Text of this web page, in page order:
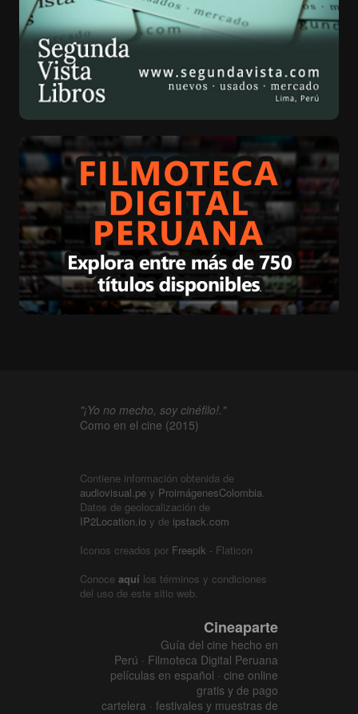
"¡Yo no mecho, soy cinéfilo!."
Como en el cine (2015)
Contiene información obtenida de
audiovisual.pe y ProimágenesColombia.
Datos de geolocalización de
IP2Location.io y de ipstack.com
Iconos creados por Freepik - Flaticon
Conoce aquí los términos y condiciones
del uso de este sitio web.
Cineaparte
Guía del cine hecho en
Perú · Filmoteca Digital Peruana
películas en español · cine online
gratis y de pago
cartelera · festivales y muestras de